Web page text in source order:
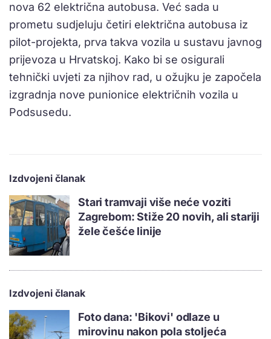
nova 62 električna autobusa. Već sada u
prometu sudjeluju četiri električna autobusa iz
pilot-projekta, prva takva vozila u sustavu javnog
prijevoza u Hrvatskoj. Kako bi se osigurali
tehnički uvjeti za njihov rad, u ožujku je započela
izgradnja nove punionice električnih vozila u
Podsusedu.
Izdvojeni članak
Stari tramvaji više neće voziti
Zagrebom: Stiže 20 novih, ali stariji
žele češće linije
Izdvojeni članak
Foto dana: 'Bikovi' odlaze u
mirovinu nakon pola stoljeća